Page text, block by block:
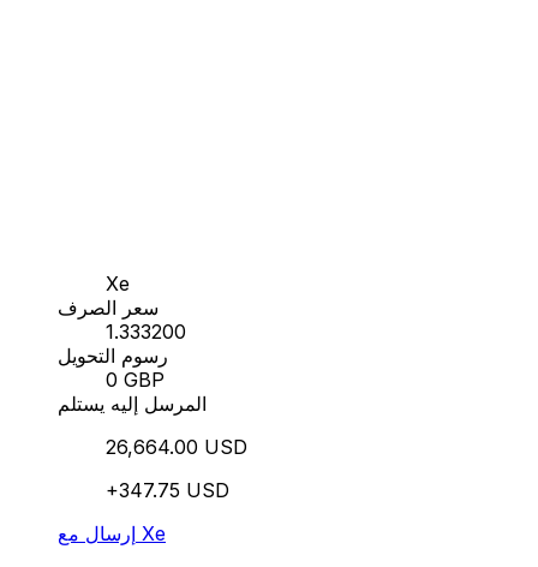
Xe
سعر الصرف
1.333200
رسوم التحويل
0 GBP
المرسل إليه يستلم
26,664.00 USD
+347.75 USD
إرسال مع Xe